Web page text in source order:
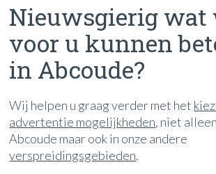
Nieuwsgierig wat
voor u kunnen
in Abcoude?
Wij helpen u graag verder met het
advertentie mogelijkheden, niet
Abcoude maar ook in onze andere
verspreidingsgebieden.